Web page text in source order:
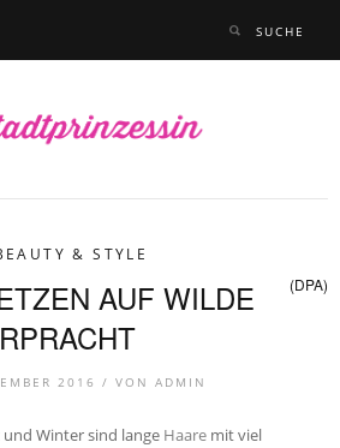
& STYLE
AUF WILDE
(DPA)
2016 / VON ADMIN
Winter sind lange Haare mit viel